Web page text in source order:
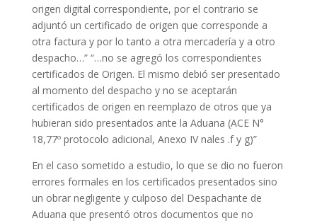
origen digital correspondiente, por el contrario se
adjuntó un certificado de origen que corresponde a
otra factura y por lo tanto a otra mercadería y a otro
despacho…” “…no se agregó los correspondientes
certificados de Origen. El mismo debió ser presentado
al momento del despacho y no se aceptarán
certificados de origen en reemplazo de otros que ya
hubieran sido presentados ante la Aduana (ACE N°
18,77º protocolo adicional, Anexo IV nales .f y g)”
En el caso sometido a estudio, lo que se dio no fueron
errores formales en los certificados presentados sino
un obrar negligente y culposo del Despachante de
Aduana que presentó otros documentos que no